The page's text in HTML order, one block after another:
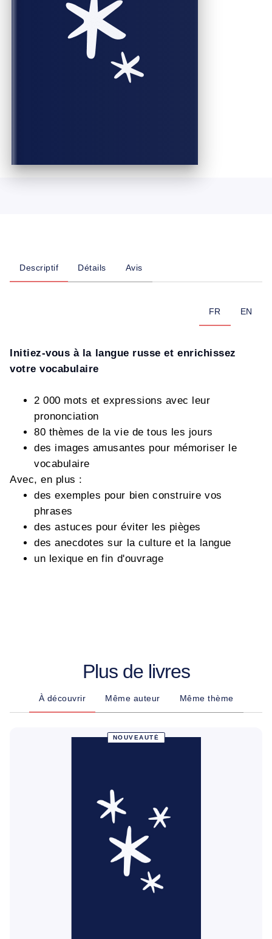
Descriptif Détails Avis
FR EN
Initiez-vous à la langue russe et enrichissez
votre vocabulaire
2 000 mots et expressions avec leur
prononciation
80 thèmes de la vie de tous les jours
des images amusantes pour mémoriser le
vocabulaire
Avec, en plus :
des exemples pour bien construire vos
phrases
des astuces pour éviter les pièges
des anecdotes sur la culture et la langue
un lexique en fin d'ouvrage
Plus de livres
À découvrir Même auteur Même thème
NOUVEAUTÉ